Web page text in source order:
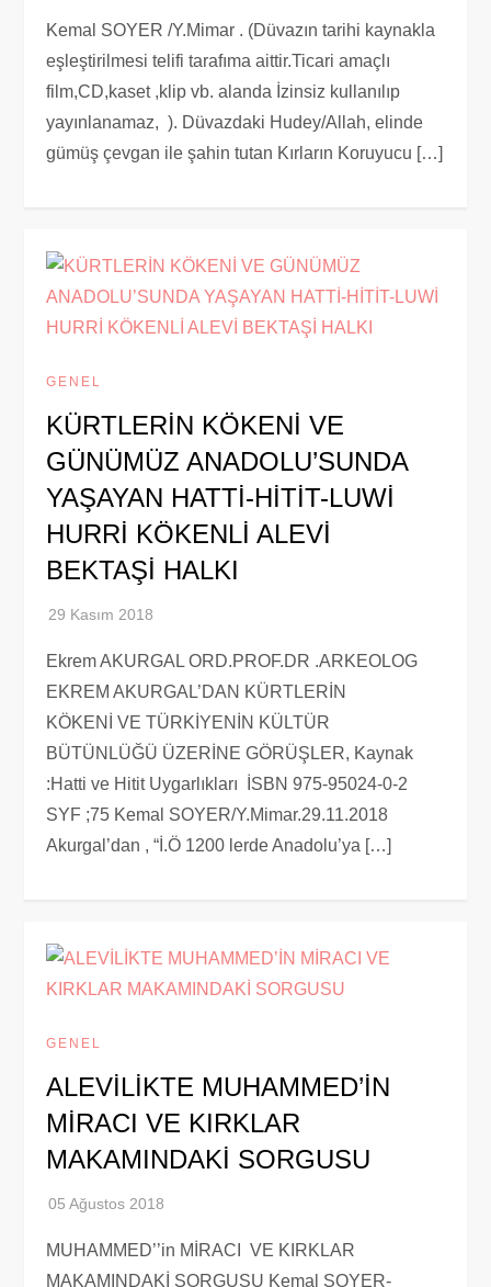
Kemal SOYER /Y.Mimar . (Düvazın tarihi kaynakla
eşleştirilmesi telifi tarafıma aittir.Ticari amaçlı
film,CD,kaset ,klip vb. alanda İzinsiz kullanılıp
yayınlanamaz, ). Düvazdaki Hudey/Allah, elinde
gümüş çevgan ile şahin tutan Kırların Koruyucu […]
GENEL
KÜRTLERİN KÖKENİ VE
GÜNÜMÜZ ANADOLU’SUNDA
YAŞAYAN HATTİ-HİTİT-LUWİ
HURRİ KÖKENLİ ALEVİ
BEKTAŞİ HALKI
Ekrem AKURGAL ORD.PROF.DR .ARKEOLOG
EKREM AKURGAL’DAN KÜRTLERİN
KÖKENİ VE TÜRKİYENİN KÜLTÜR
BÜTÜNLÜĞÜ ÜZERİNE GÖRÜŞLER, Kaynak
:Hatti ve Hitit Uygarlıkları İSBN 975-95024-0-2
SYF ;75 Kemal SOYER/Y.Mimar.29.11.2018
Akurgal’dan , “İ.Ö 1200 lerde Anadolu’ya […]
GENEL
ALEVİLİKTE MUHAMMED’İN
MİRACI VE KIRKLAR
MAKAMINDAKİ SORGUSU
MUHAMMED’’in MİRACI VE KIRKLAR
MAKAMINDAKİ SORGUSU Kemal SOYER-